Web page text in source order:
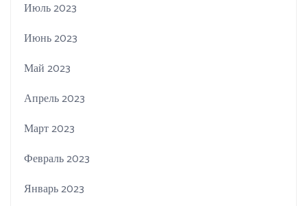
Июль 2023
Июнь 2023
Май 2023
Апрель 2023
Март 2023
Февраль 2023
Январь 2023